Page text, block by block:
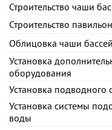
Строительство чаши
Строительство
Облицовка чаши
Установка
оборудования
Установка подводного
Установка системы
воды